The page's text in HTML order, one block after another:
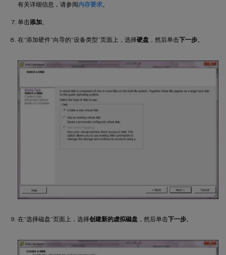
有关详细信息，请参阅内存要求。
单击添加。
在“添加硬件”向导的“设备类型”页面上，选择硬盘 ，然后单击下一步。
在“选择磁盘”页面上，选择创建新的虚拟磁盘 ，然后单击下一步。